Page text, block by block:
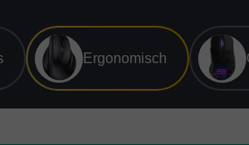
Ergonomisch